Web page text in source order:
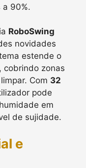
a 90%.
RoboSwing
novidades
estende o
cobrindo zonas
Com 32
pode
em
de sujidade.
e